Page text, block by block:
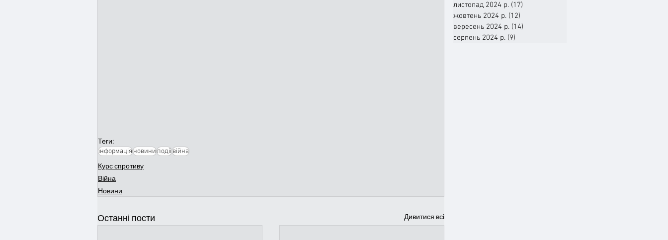
Теги:
інформаціяновиниподіївійна
Курс спротиву
Війна
Новини
Останні пости Дивитися всі
листопад 2024 р. (17)
жовтень 2024 р. (12)
вересень 2024 р. (14)
серпень 2024 р. (9)